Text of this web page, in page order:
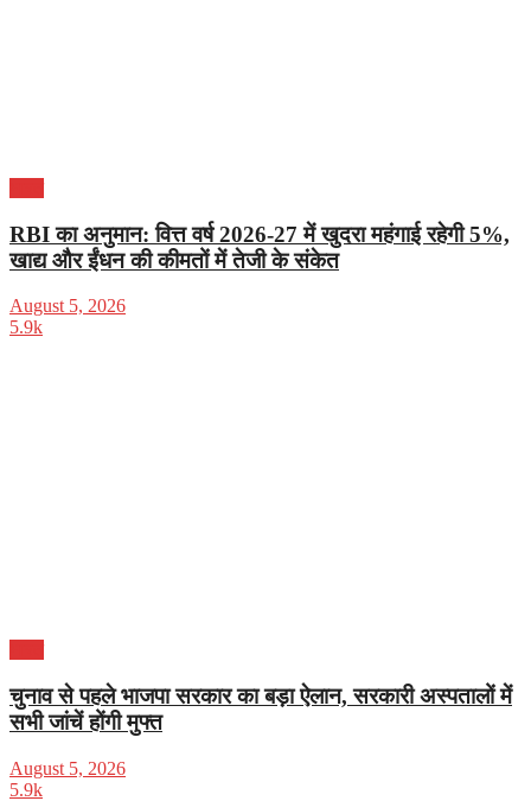
RBI का अनुमान: वित्त वर्ष 2026-27 में खुदरा महंगाई रहेगी 5%,
खाद्य और ईंधन की कीमतों में तेजी के संकेत
August 5, 2026
5.9k
चुनाव से पहले भाजपा सरकार का बड़ा ऐलान, सरकारी अस्पतालों में
सभी जांचें होंगी मुफ्त
August 5, 2026
5.9k